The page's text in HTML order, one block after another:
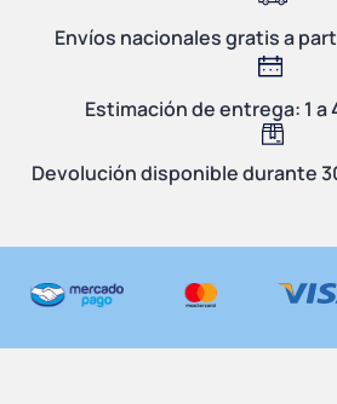
Envíos nacionales gratis a
Estimación de entrega: 1 a
Devolución disponible durante